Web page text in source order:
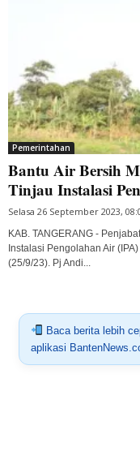
Pemerintahan
Bantu Air Bersih
Tinjau Instalasi
Selasa 26 September 2023,
KAB. TANGERANG -
Instalasi Pengolahan Air
(25/9/23). Pj Andi...
Baca berita lebih
aplikasi